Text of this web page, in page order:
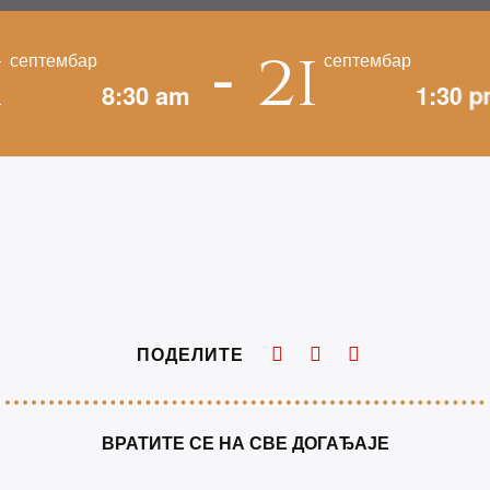
септембар
8:30 am - 21 септембар
1:30
ПОДЕЛИТЕ
ВРАТИТЕ СЕ НА СВЕ ДОГАЂАЈЕ